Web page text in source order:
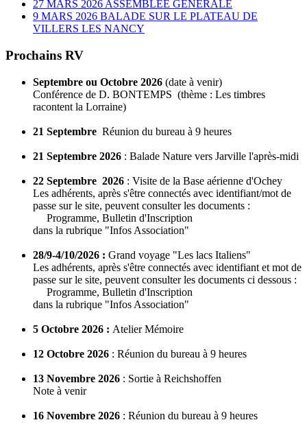
27 MARS 2026 ASSEMBLÉE GÉNÉRALE
9 MARS 2026 BALADE SUR LE PLATEAU DE
VILLERS LES NANCY
Prochains RV
Septembre ou Octobre 2026 (date à venir)
Conférence de D. BONTEMPS (thème : Les timbres
racontent la Lorraine)
21 Septembre Réunion du bureau à 9 heures
21 Septembre 2026 : Balade Nature vers Jarville l'après-midi
22 Septembre 2026 : Visite de la Base aérienne d'Ochey
Les adhérents, après s'être connectés avec identifiant/mot de
passe sur le site, peuvent consulter les documents :
Programme, Bulletin d'Inscription
dans la rubrique "Infos Association"
28/9-4/10/2026 : Grand voyage "Les lacs Italiens"
Les adhérents, après s'être connectés avec identifiant et mot de
passe sur le site, peuvent consulter les documents ci dessous :
Programme, Bulletin d'Inscription
dans la rubrique "Infos Association"
5 Octobre 2026 : Atelier Mémoire
12 Octobre 2026 : Réunion du bureau à 9 heures
13 Novembre 2026 : Sortie à Reichshoffen
Note à venir
16 Novembre 2026 : Réunion du bureau à 9 heures